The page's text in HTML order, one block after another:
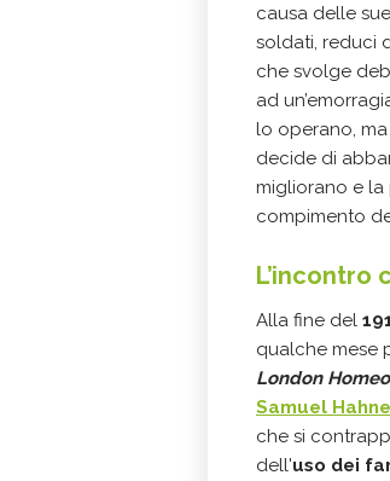
causa delle
soldati, reduci
che svolge
ad
lo operano,
decide di
migliorano e la
compimento
L’incontro
Alla fine del
qualche mese
London
Samuel
che si
dell'uso dei